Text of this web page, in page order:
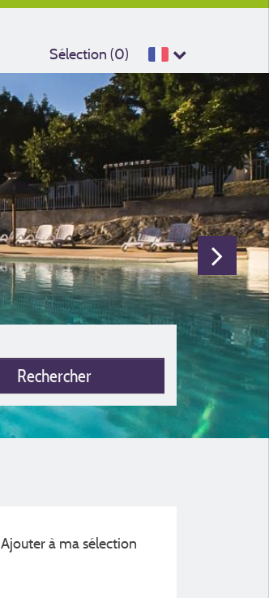
Sélection (0)
Rechercher
Ajouter à ma sélection